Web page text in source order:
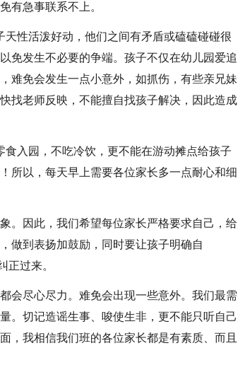
有急事联系不上。
性活泼好动，他们之间有矛盾或磕磕碰碰很
免发生不必要的争端。孩子不仅在幼儿园爱追
难免会发生一点小意外，如抓伤，有些亲兄妹
找老师反映，不能擅自找孩子解决，因此造成
入园，不吃冷饮，更不能在游动摊点给孩子
所以，每天早上需要各位家长多一点耐心和细
。因此，我们希望每位家长严格要求自己，给
做到表扬加鼓励，同时要让孩子明确自
正过来。
会尽心尽力。难免会出现一些意外。我们最需
。切记造谣生事、唆使生非，更不能只听自己
，我相信我们班的各位家长都是有素质、而且